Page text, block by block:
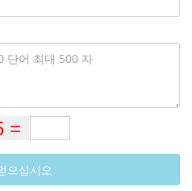
으십시오